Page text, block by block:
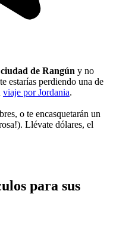
de Rangún y no
estarías perdiendo una de
viaje por Jordania.
o te encasquetarán un
Llévate dólares, el
para sus